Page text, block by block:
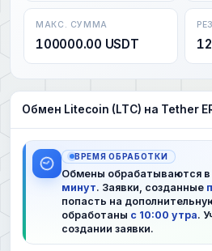
МАКС. СУММА
100000.00 USDT
Обмен Litecoin (LTC) на Tether
ВРЕМЯ ОБРАБОТКИ
Обмены обрабатываются в
минут. Заявки, созданные
попасть на
обработаны с 10:00 утра.
создании заявки.